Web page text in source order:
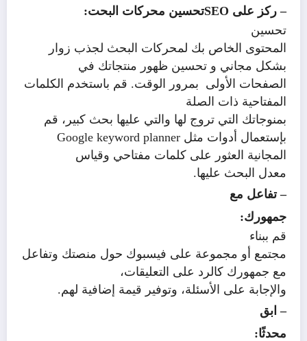
– ركز على SEOتحسين محركات البحت:
تحسين
المحتوى الخاص بك لمحركات البحث لجذب زوار
بشكل مجاني و تحسين ظهور منتجاتك في
الصفحات الأولى بمرور الوقت. قم باستخدم الكلمات
المفتاحية ذات الصلة
بمنوجاتك التي تروج لها والتي عليها بحث كبير، قم
بإستعمال أدوات مثل Google keyword planner
المجانية العثور على كلمات مفتاحي وقياس
معدل البحث عليها.
– تفاعل مع
جمهورك:
قم ببناء
مجتمع أو مجموعة على فيسبوك حول منصتك وتفاعل
مع جمهورك كالرد على التعليقات،
والإجابة على الأسئلة، وتوفير قيمة إضافية لهم.
– ابق
محدثًا: